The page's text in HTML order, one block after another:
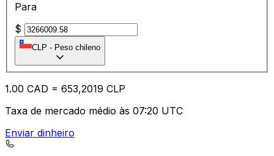
Para
$
CLP - Peso chileno
1.00 CAD = 653,2019 CLP
Taxa de mercado médio às 07:20 UTC
Enviar dinheiro